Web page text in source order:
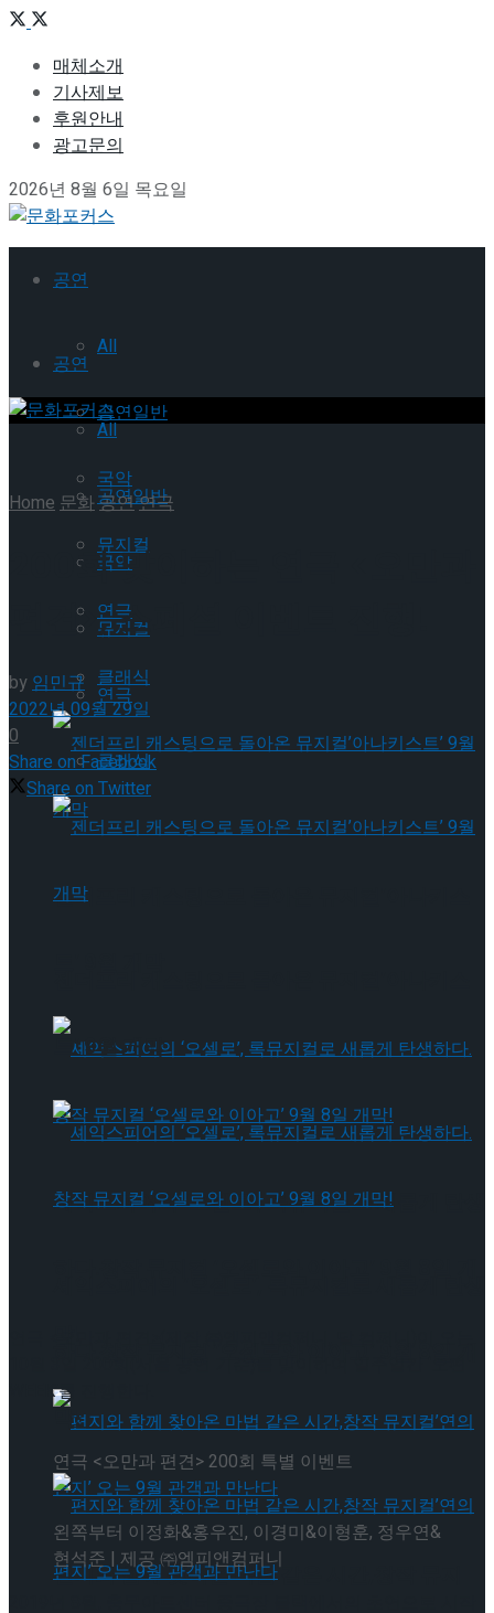
매체소개
기사제보
후원안내
광고문의
2026년 8월 6일 목요일
공연
All
공연일반
국악
뮤지컬
연극
클래식
젠더프리 캐스팅으로 돌아온 뮤지컬’아나키스
셰익스피어의 ‘오셀로’, 록뮤지컬로 새롭게 탄생
편지와 함께 찾아온 마법 같은 시간,창작 뮤지
공연
All
공연일반
국악
뮤지컬
연극
클래식
트’ 9월 개막
막!
Home문화공연연극
200회 맞이하는 연극 <오만과
편견>, 스페셜 이벤트 진행!
by임민규
2022년 09월 29일
0
Share on Facebook
Share on Twitter
WEEK’를 진행한다.
연극 <오만과 편견> 200회 특별 이벤트
왼쪽부터 이정화&홍우진, 이경미&이형훈, 정우연&
현석준 | 제공 ㈜엠피앤컴퍼니